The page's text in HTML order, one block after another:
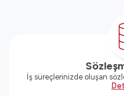
İş süreçlerinizde oluşan